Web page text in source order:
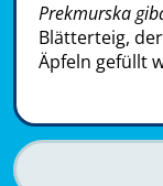
Prekmurska
Blätterteig,
Äpfeln gefüllt